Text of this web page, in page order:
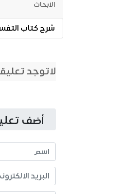
الابحاث
شرح كتاب التفسير
لاتوجد
أضف